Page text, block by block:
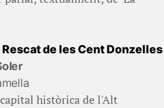
de les Cent Donzelles
capital històrica de l'Alt